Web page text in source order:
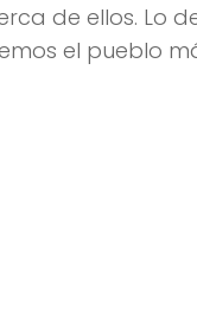
de ellos. Lo
el pueblo